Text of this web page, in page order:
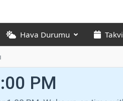
Hava Durumu
PM